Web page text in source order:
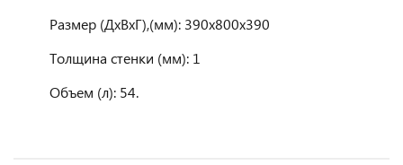
Размер (ДхВхГ),(мм): 390х800х390
Толщина стенки (мм): 1
Объем (л): 54.